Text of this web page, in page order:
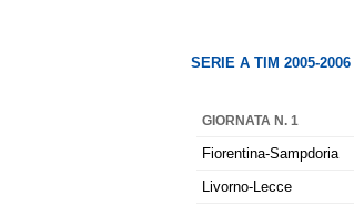
SERIE A TIM 2005-2006
GIORNATA N. 1
Fiorentina-Sampdoria
Livorno-Lecce